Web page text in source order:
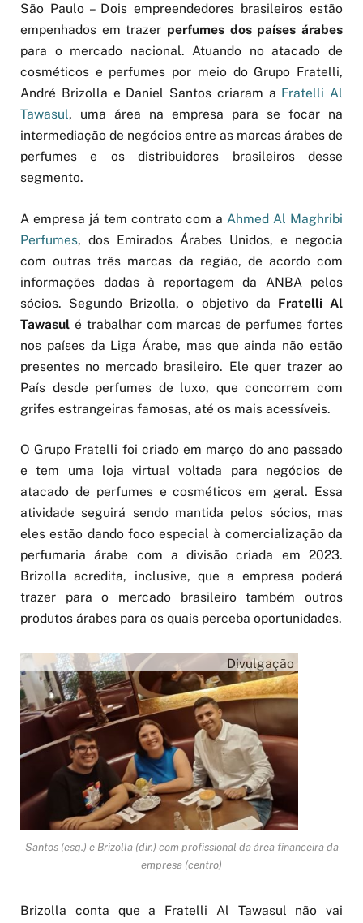
São Paulo – Dois empreendedores brasileiros estão
empenhados em trazer perfumes dos países árabes
para o mercado nacional. Atuando no atacado de
cosméticos e perfumes por meio do Grupo Fratelli,
André Brizolla e Daniel Santos criaram a Fratelli Al
Tawasul, uma área na empresa para se focar na
intermediação de negócios entre as marcas árabes de
perfumes e os distribuidores brasileiros desse
segmento.
A empresa já tem contrato com a Ahmed Al Maghribi
Perfumes, dos Emirados Árabes Unidos, e negocia
com outras três marcas da região, de acordo com
informações dadas à reportagem da ANBA pelos
sócios. Segundo Brizolla, o objetivo da Fratelli Al
Tawasul é trabalhar com marcas de perfumes fortes
nos países da Liga Árabe, mas que ainda não estão
presentes no mercado brasileiro. Ele quer trazer ao
País desde perfumes de luxo, que concorrem com
grifes estrangeiras famosas, até os mais acessíveis.
O Grupo Fratelli foi criado em março do ano passado
e tem uma loja virtual voltada para negócios de
atacado de perfumes e cosméticos em geral. Essa
atividade seguirá sendo mantida pelos sócios, mas
eles estão dando foco especial à comercialização da
perfumaria árabe com a divisão criada em 2023.
Brizolla acredita, inclusive, que a empresa poderá
trazer para o mercado brasileiro também outros
produtos árabes para os quais perceba oportunidades.
Divulgação
Santos (esq.) e Brizolla (dir.) com profissional da área financeira da
empresa (centro)
Brizolla conta que a Fratelli Al Tawasul não vai